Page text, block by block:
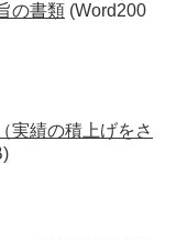
の書類 (Word200
実績の積上げをさ